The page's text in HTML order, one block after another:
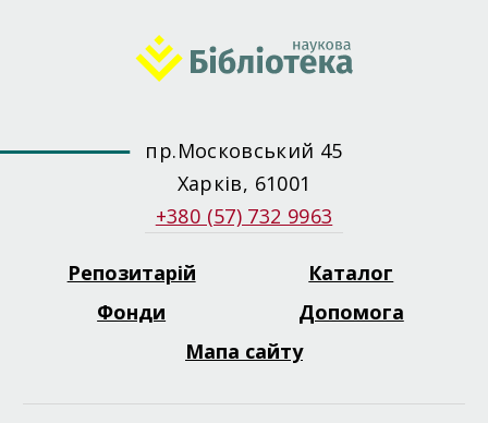
пр.Московський 45
Харків, 61001
+380 (57) 732 9963
FooterРепозитарій
Каталог
Фонди
Допомога
Мапа сайту